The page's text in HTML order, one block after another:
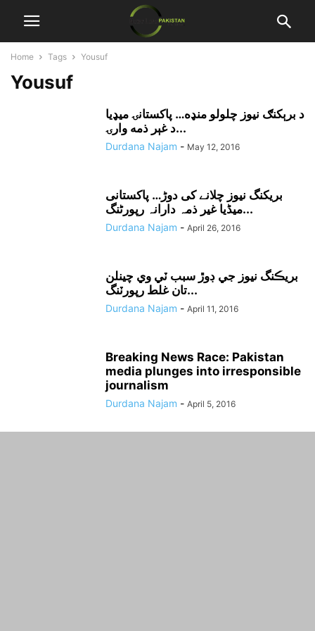
Home Tags Yousuf
Yousuf
د برېکنګ نيوز چلولو منډه… پاکستانۍ ميډيا
د غېر ذمه وارۍ...
Durdana Najam - May 12, 2016
بریکنگ نیوز چلانے کی دوڑ… پاکستانی
میڈیا غیر ذمہ دارانہ رپورٹنگ...
Durdana Najam - April 26, 2016
بريڪنگ نيوز جي ڊوڙ سبب ٽي وي چينلن
تان غلط رپورٽنگ...
Durdana Najam - April 11, 2016
Breaking News Race: Pakistan
media plunges into irresponsible
journalism
Durdana Najam - April 5, 2016